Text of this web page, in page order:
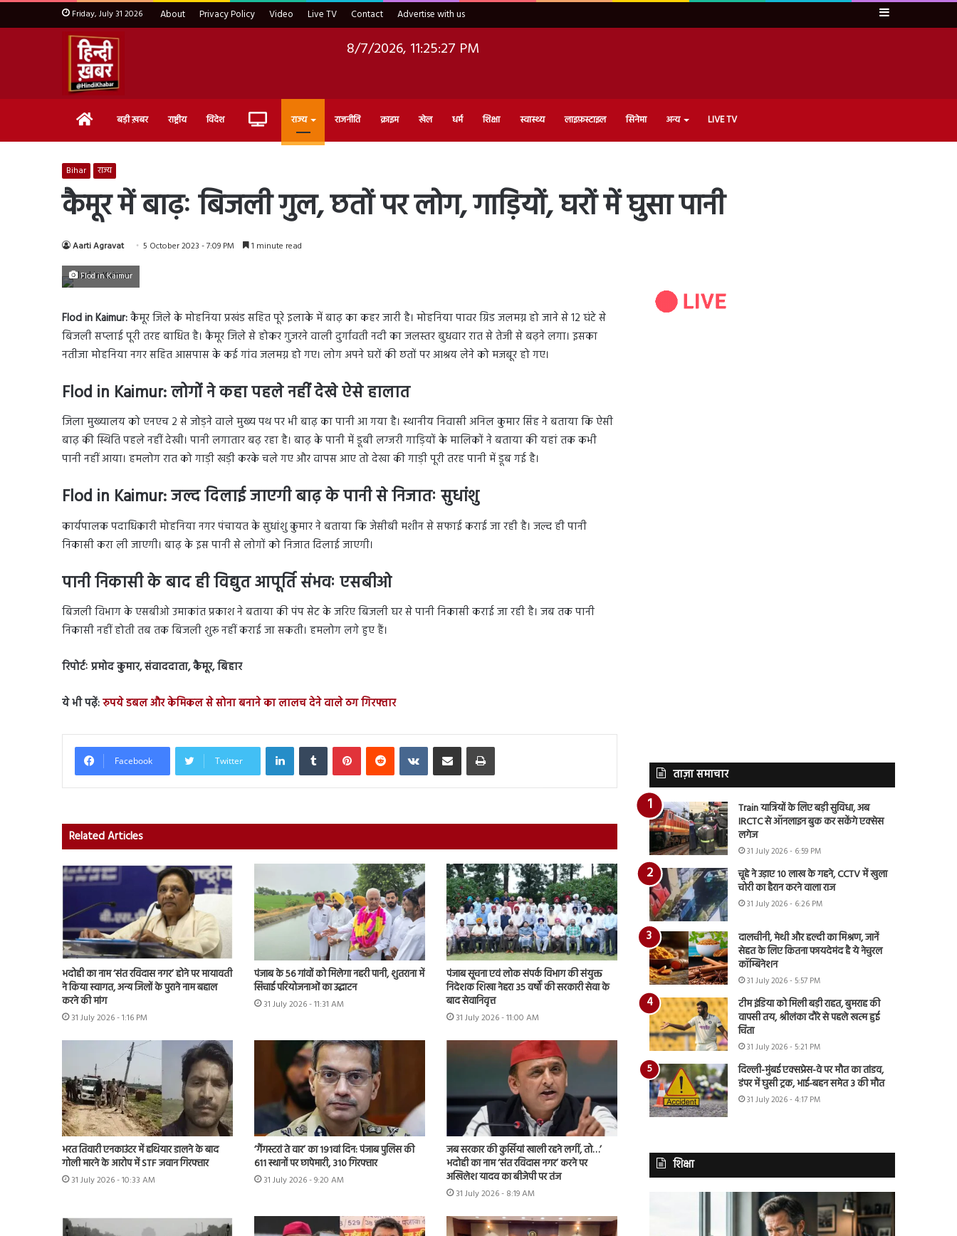
Friday, July 31 2026 About Privacy Policy Video Live TV Contact Advertise with us Sidebar
8/7/2026, 11:25:28 PM
Home बड़ी ख़बर राष्ट्रीय विदेश Live राज्य राजनीति क्राइम खेल धर्म शिक्षा स्वास्थ्य लाइफ़स्टाइल सिनेमा अन्य LIVE TV
Bihar राज्य
कैमूर में बाढ़ः बिजली गुल, छतों पर लोग, गाड़ियों, घरों में घुसा पानी
Aarti Agravat 5 October 2023 - 7:09 PM 1 minute read
Flod in Kaimur
Flod in Kaimur:कैमूर जिले के मोहनिया प्रखंड सहित पूरे इलाके में बाढ़ का कहर जारी है। मोहनिया पावर ग्रिड जलमग्न हो जाने से 12 घंटे से
बिजली सप्लाई पूरी तरह बाधित है। कैमूर जिले से होकर गुजरने वाली दुर्गावती नदी का जलस्तर बुधवार रात से तेजी से बढ़ने लगा। इसका
नतीजा मोहनिया नगर सहित आसपास के कई गांव जलमग्न हो गए। लोग अपने घरों की छतों पर आश्रय लेने को मजबूर हो गए।
Flod in Kaimur: लोगों ने कहा पहले नहीं देखे ऐसे हालात
जिला मुख्यालय को एनएच 2 से जोड़ने वाले मुख्य पथ पर भी बाढ़ का पानी आ गया है। स्थानीय निवासी अनिल कुमार सिंह ने बताया कि ऐसी
बाढ़ की स्थिति पहले नहीं देखी। पानी लगातार बढ़ रहा है। बाढ़ के पानी में डूबी लग्जरी गाड़ियों के मालिकों ने बताया की यहां तक कभी
पानी नहीं आया। हमलोग रात को गाड़ी खड़ी करके चले गए और वापस आए तो देखा की गाड़ी पूरी तरह पानी में डूब गई है।
Flod in Kaimur: जल्द दिलाई जाएगी बाढ़ के पानी से निजातः सुधांशु
कार्यपालक पदाधिकारी मोहनिया नगर पंचायत के सुधांशु कुमार ने बताया कि जेसीबी मशीन से सफाई कराई जा रही है। जल्द ही पानी
निकासी करा ली जाएगी। बाढ़ के इस पानी से लोगों को निजात दिलाई जाएगी।
पानी निकासी के बाद ही विद्युत आपूर्ति संभवः एसबीओ
बिजली विभाग के एसबीओ उमाकांत प्रकाश ने बताया की पंप सेट के जरिए बिजली घर से पानी निकासी कराई जा रही है। जब तक पानी
निकासी नहीं होती तब तक बिजली शुरू नहीं कराई जा सकती। हमलोग लगे हुए हैं।
रिपोर्टः प्रमोद कुमार, संवाददाता, कैमूर, बिहार
ये भी पढ़ें:रुपये डबल और केमिकल से सोना बनाने का लालच देने वाले ठग गिरफ्तार
Facebook Twitter
LinkedInTumblr PinterestReddit VKontakteShare via Email Print
Related Articles
भदोही का नाम ‘संत रविदास नगर’ होने पर मायावती
ने किया स्वागत, अन्य जिलों के पुराने नाम बहाल
करने की मांग
31 July 2026 - 1:16 PM
पंजाब के 56 गांवों को मिलेगा नहरी पानी, शुतराना में
सिंचाई परियोजनाओं का उद्घाटन
31 July 2026 - 11:31 AM
पंजाब सूचना एवं लोक संपर्क विभाग की संयुक्त
निदेशक शिखा नेहरा 35 वर्षों की सरकारी सेवा के
बाद सेवानिवृत्त
31 July 2026 - 11:00 AM
भरत तिवारी एनकाउंटर में हथियार डालने के बाद
गोली मारने के आरोप में STF जवान गिरफ्तार
31 July 2026 - 10:33 AM
‘गैंगस्टरां ते वार’ का 191वां दिन: पंजाब पुलिस की
611 स्थानों पर छापेमारी, 310 गिरफ्तार
31 July 2026 - 9:20 AM
जब सरकार की कुर्सियां खाली रहने लगीं, तो…’
भदोही का नाम ‘संत रविदास नगर’ करने पर
अखिलेश यादव का बीजेपी पर तंज
31 July 2026 - 8:19 AM
ताज़ा समाचार
Train यात्रियों के लिए बड़ी सुविधा, अब
IRCTC से ऑनलाइन बुक कर सकेंगे एक्सेस
लगेज
31 July 2026 - 6:59 PM
चूहे ने उड़ाए 10 लाख के गहने, CCTV में खुला
चोरी का हैरान करने वाला राज
31 July 2026 - 6:26 PM
दालचीनी, मेथी और हल्दी का मिश्रण, जानें
सेहत के लिए कितना फायदेमंद है ये नेचुरल
कॉम्बिनेशन
31 July 2026 - 5:57 PM
टीम इंडिया को मिली बड़ी राहत, बुमराह की
वापसी तय, श्रीलंका दौरे से पहले खत्म हुई
चिंता
31 July 2026 - 5:21 PM
दिल्ली-मुंबई एक्सप्रेस-वे पर मौत का तांडव,
डंपर में घुसी ट्रक, भाई-बहन समेत 3 की मौत
31 July 2026 - 4:17 PM
शिक्षा